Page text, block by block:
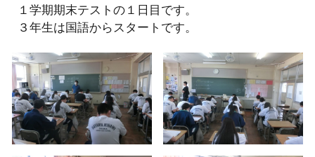
１学期期末テストの１日目です。
３年生は国語からスタートです。